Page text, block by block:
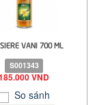
VANI 700 ML
S001343
VND
So sánh